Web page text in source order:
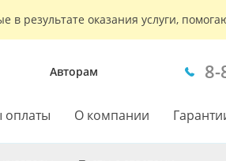
в результате оказания услуги,
Авторам 8-
оплаты О компании